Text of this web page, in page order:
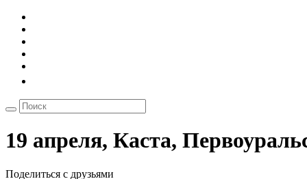
19 апреля, Каста,
Поделиться с друзьями